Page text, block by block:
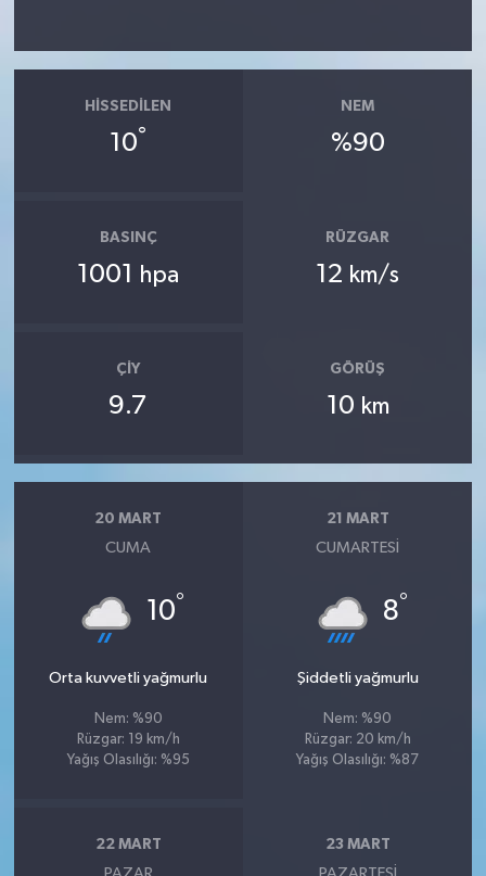
HISSEDILEN
10°
NEM
%90
BASINÇ
1001 hpa
RÜZGAR
12 km/s
ÇIY
9.7
GÖRÜŞ
10 km
20 MART
CUMA
10°
Orta kuvvetli yağmurlu
Nem: %90
Rüzgar: 19 km/h
Yağış Olasılığı: %95
21 MART
CUMARTESI
8°
Şiddetli yağmurlu
Nem: %90
Rüzgar: 20 km/h
Yağış Olasılığı: %87
22 MART 23 MART